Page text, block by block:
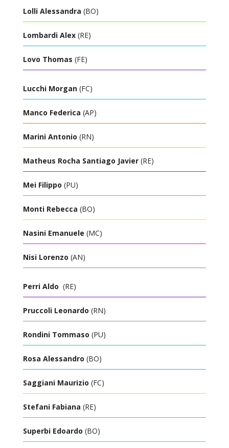
Lolli Alessandra (BO)
Lombardi Alex (RE)
Lovo Thomas (FE)
Lucchi Morgan (FC)
Manco Federica (AP)
Marini Antonio (RN)
Matheus Rocha Santiago Javier (RE)
Mei Filippo (PU)
Monti Rebecca (BO)
Nasini Emanuele (MC)
Nisi Lorenzo (AN)
Perri Aldo (RE)
Pruccoli Leonardo (RN)
Rondini Tommaso (PU)
Rosa Alessandro (BO)
Saggiani Maurizio (FC)
Stefani Fabiana (RE)
Superbi Edoardo (BO)